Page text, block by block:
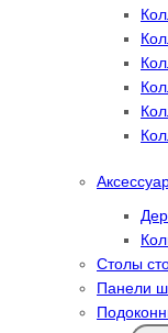
Столы
Панели